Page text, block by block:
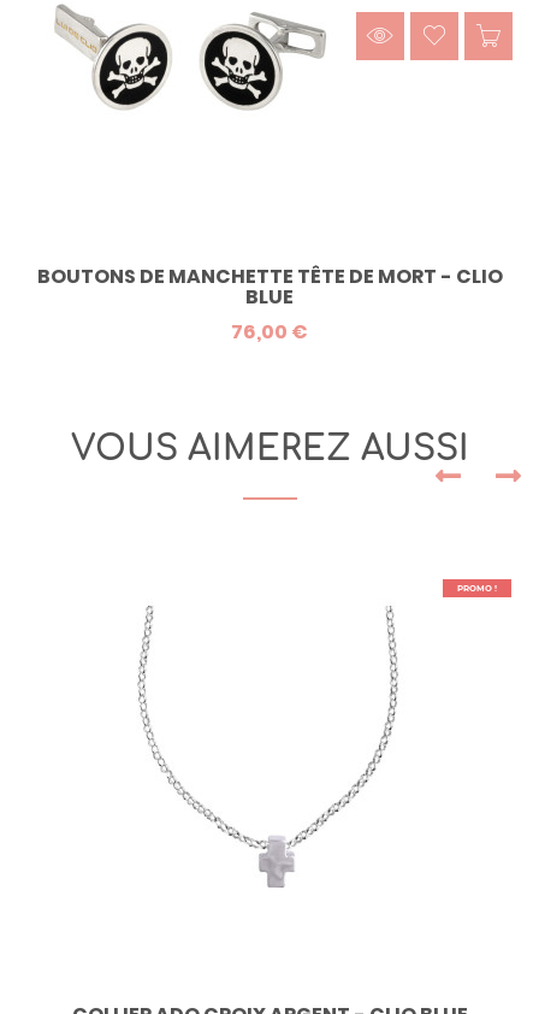
BOUTONS DE MANCHETTE TÊTE DE MORT - CLIO
BLUE
76,00 €
VOUS AIMEREZ AUSSI
PROMO !